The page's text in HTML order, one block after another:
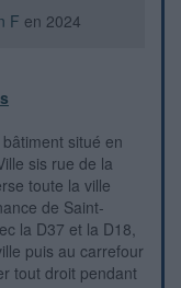
F en 2024
situé en
sis rue de la
toute la ville
de Saint-
la D37 et la D18,
puis au carrefour
tout droit pendant